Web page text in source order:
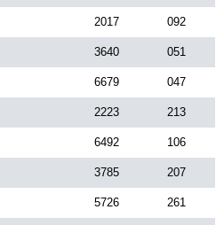
2017 092
3640 051
6679 047
2223 213
6492 106
3785 207
5726 261